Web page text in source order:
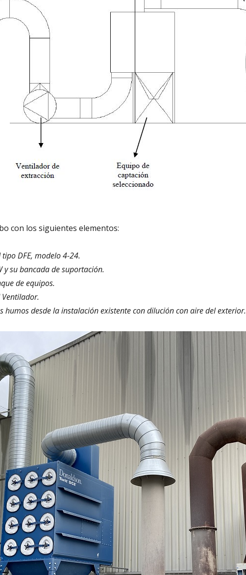
con los siguientes elementos:
DFE, modelo 4-24.
y su bancada de suportación.
de equipos.
humos desde la instalación existente con dilución con aire del exterior.